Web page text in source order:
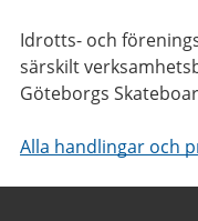
Idrotts- och
särskilt
Göteborgs
Alla handlingar och